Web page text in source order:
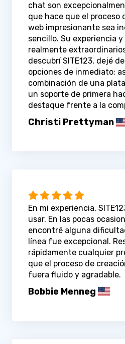
chat son
que hace que el proceso
web impresionante sea
sencillo. Su experiencia y
realmente
descubrí SITE123, dejé
opciones de inmediato:
combinación de una
un soporte de primera
destaque frente a la
Christi Prettyman
En mi experiencia,
usar. En las pocas
encontré alguna
línea fue excepcional.
rápidamente cualquier
que el proceso de
fuera fluido y agradable.
Bobbie Menneg